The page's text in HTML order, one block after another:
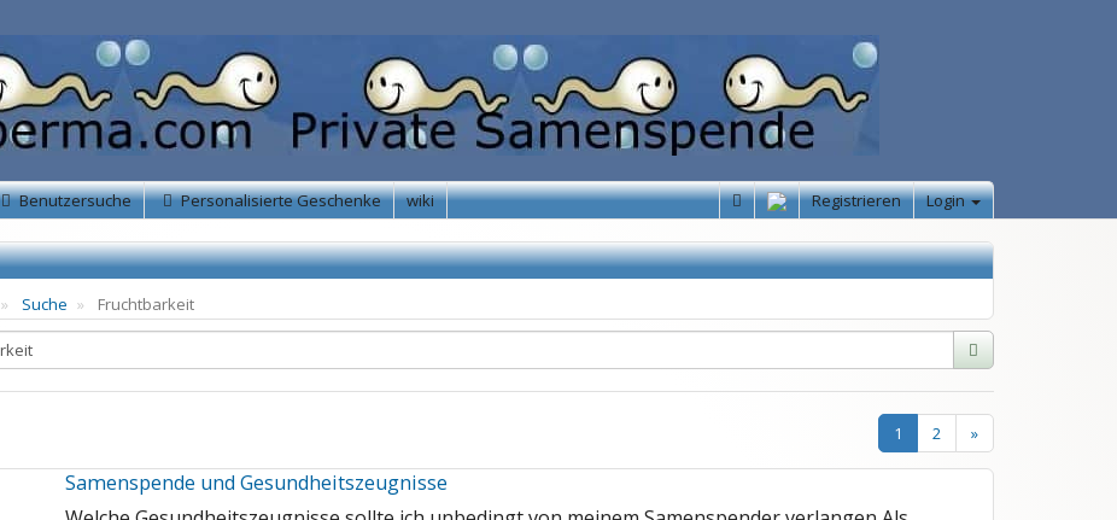
Benutzersuche Personalisierte Geschenke wiki Registrieren Login
Suche Fruchtbarkeit
1 2 »
Samenspende und Gesundheitszeugnisse